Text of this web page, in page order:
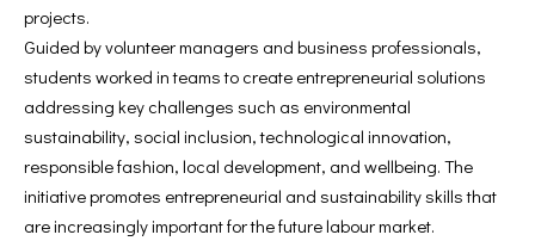
projects.
Guided by volunteer managers and business professionals,
students worked in teams to create entrepreneurial solutions
addressing key challenges such as environmental
sustainability, social inclusion, technological innovation,
responsible fashion, local development, and wellbeing. The
initiative promotes entrepreneurial and sustainability skills that
are increasingly important for the future labour market.